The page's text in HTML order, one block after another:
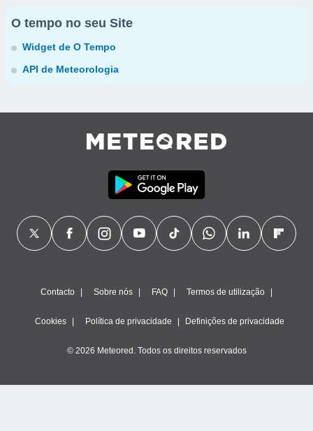
O tempo no seu Site
Widget de O Tempo
API de Meteorologia
Contacto Sobre nós FAQ Termos de utilização
Cookies Política de privacidade Definições de privacidade
© 2026 Meteored. Todos os direitos reservados